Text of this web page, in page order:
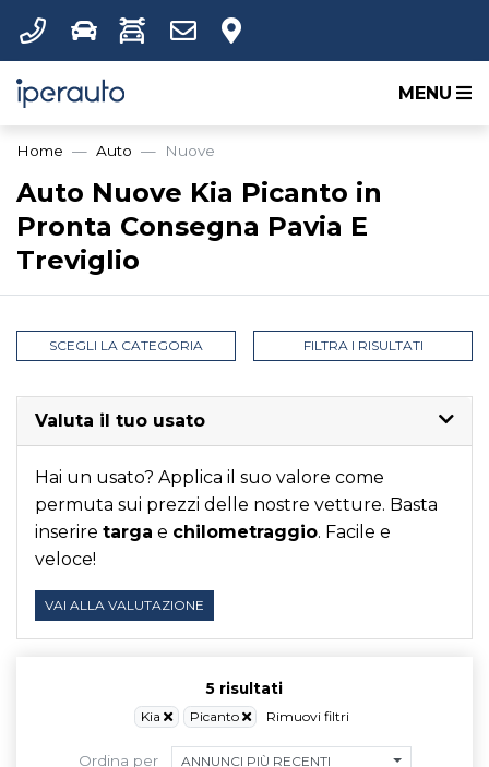
MENU
Auto Nuove Kia Picanto in
Pronta Consegna Pavia E
Treviglio
Home Auto Nuove
SCEGLI LA CATEGORIA FILTRA I RISULTATI
Valuta il tuo usato
Hai un usato? Applica il suo valore come
permuta sui prezzi delle nostre vetture. Basta
inserire targa e chilometraggio. Facile e
veloce!
VAI ALLA VALUTAZIONE
5 risultati
Kia Picanto Rimuovi filtri
Ordina per ANNUNCI PIÙ RECENTI